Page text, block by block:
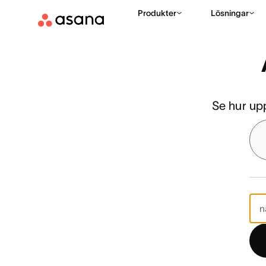
Produkter Lösningar
Resurshantering Arbetsbelastning
Se hur